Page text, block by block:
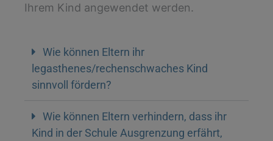
Ihrem Kind angewendet werden.
Wie können Eltern ihr
legasthenes/rechenschwaches Kind
sinnvoll fördern?
Wie können Eltern verhindern, dass ihr
Kind in der Schule Ausgrenzung erfährt,